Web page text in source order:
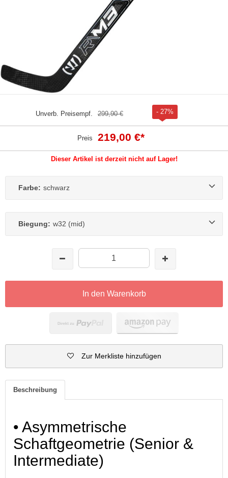
Unverb. Preisempf. 299,90 € - 27%
Preis 219,00 €*
Dieser Artikel ist derzeit nicht auf Lager!
Farbe: schwarz
Biegung: w32 (mid)
In den Warenkorb
Zur Merkliste hinzufügen
Beschreibung
• Asymmetrische
Schaftgeometrie (Senior &
Intermediate)